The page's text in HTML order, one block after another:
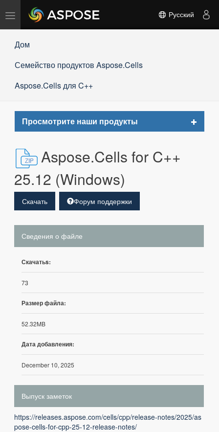
Переключить
навигацию
Русский
Дом
Семейство продуктов Aspose.Cells
Aspose.Cells для C++
Просмотрите наши продукты
Toggle
Aspose.Cells for C++
25.12 (Windows)
Скачать Форум поддержки
Сведения о файле
Скачатьs:
73
Размер файла:
52.32MB
Дата добавления:
December 10, 2025
Выпуск заметок
https://releases.aspose.com/cells/cpp/release-notes/2025/as
pose-cells-for-cpp-25-12-release-notes/